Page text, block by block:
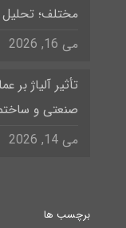
مختلف؛ تحلیل
می 16, 2026
تأثیر آلیاژ
صنعتی و
می 14, 2026
برچسب ها